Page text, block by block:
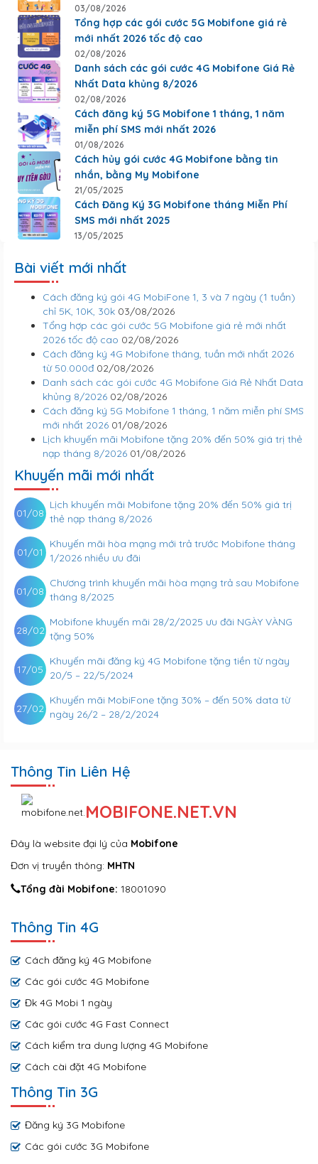
03/08/2026
Tổng hợp các gói cước 5G Mobifone giá rẻ
mới nhất 2026 tốc độ cao
02/08/2026
Danh sách các gói cước 4G Mobifone Giá Rẻ
Nhất Data khủng 8/2026
02/08/2026
Cách đăng ký 5G Mobifone 1 tháng, 1 năm
miễn phí SMS mới nhất 2026
01/08/2026
Cách hủy gói cước 4G Mobifone bằng tin
nhắn, bằng My Mobifone
21/05/2025
Cách Đăng Ký 3G Mobifone tháng Miễn Phí
SMS mới nhất 2025
13/05/2025
Bài viết mới nhất
Cách đăng ký gói 4G MobiFone 1, 3 và 7 ngày (1 tuần)
chỉ 5K, 10K, 30k 03/08/2026
Tổng hợp các gói cước 5G Mobifone giá rẻ mới nhất
2026 tốc độ cao 02/08/2026
Cách đăng ký 4G Mobifone tháng, tuần mới nhất 2026
từ 50.000đ 02/08/2026
Danh sách các gói cước 4G Mobifone Giá Rẻ Nhất Data
khủng 8/2026 02/08/2026
Cách đăng ký 5G Mobifone 1 tháng, 1 năm miễn phí SMS
mới nhất 2026 01/08/2026
Lịch khuyến mãi Mobifone tặng 20% đến 50% giá trị thẻ
nạp tháng 8/2026 01/08/2026
Khuyến mãi mới nhất
Lịch khuyến mãi Mobifone tặng 20% đến 50% giá trị
thẻ nạp tháng 8/2026
01/08
Khuyến mãi hòa mạng mới trả trước Mobifone tháng
1/2026 nhiều ưu đãi
01/01
Chương trình khuyến mãi hòa mạng trả sau Mobifone
tháng 8/2025
01/08
Mobifone khuyến mãi 28/2/2025 ưu đãi NGÀY VÀNG
tặng 50%
28/02
Khuyến mãi đăng ký 4G Mobifone tặng tiền từ ngày
20/5 – 22/5/2024
17/05
Khuyến mãi MobiFone tặng 30% – đến 50% data từ
ngày 26/2 – 28/2/2024
27/02
Thông Tin Liên Hệ
MOBIFONE.NET.VN
Đây là website đại lý của Mobifone
Đơn vị truyền thông: MHTN
Tổng đài Mobifone: 18001090
Thông Tin 4G
Cách đăng ký 4G Mobifone
Các gói cước 4G Mobifone
Đk 4G Mobi 1 ngày
Các gói cước 4G Fast Connect
Cách kiểm tra dung lượng 4G Mobifone
Cách cài đặt 4G Mobifone
Thông Tin 3G
Đăng ký 3G Mobifone
Các gói cước 3G Mobifone